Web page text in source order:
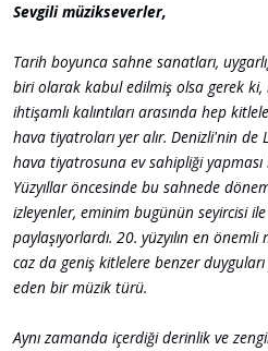
Sevgili müzikseverler,
Tarih boyunca sahne sanatları,
biri olarak kabul edilmiş olsa gerek
ihtişamlı kalıntıları arasında hep
hava tiyatroları yer alır. Denizli'nin de
hava tiyatrosuna ev sahipliği
Yüzyıllar öncesinde bu sahnede
izleyenler, eminim bugünün seyircisi
paylaşıyorlardı. 20. yüzyılın en
caz da geniş kitlelere benzer
eden bir müzik türü.
Aynı zamanda içerdiği derinlik ve